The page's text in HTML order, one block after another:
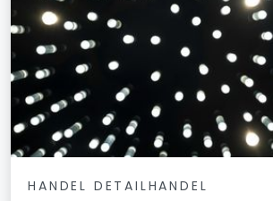
HANDEL DETAILHANDEL